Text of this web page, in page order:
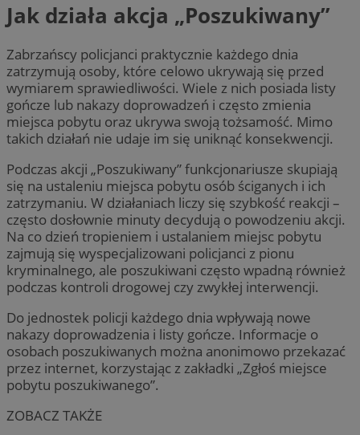
Jak działa akcja „Poszukiwany”
Zabrzańscy policjanci praktycznie każdego dnia
zatrzymują osoby, które celowo ukrywają się przed
wymiarem sprawiedliwości. Wiele z nich posiada listy
gończe lub nakazy doprowadzeń i często zmienia
miejsca pobytu oraz ukrywa swoją tożsamość. Mimo
takich działań nie udaje im się uniknąć konsekwencji.
Podczas akcji „Poszukiwany” funkcjonariusze skupiają
się na ustaleniu miejsca pobytu osób ściganych i ich
zatrzymaniu. W działaniach liczy się szybkość reakcji –
często dosłownie minuty decydują o powodzeniu akcji.
Na co dzień tropieniem i ustalaniem miejsc pobytu
zajmują się wyspecjalizowani policjanci z pionu
kryminalnego, ale poszukiwani często wpadną również
podczas kontroli drogowej czy zwykłej interwencji.
Do jednostek policji każdego dnia wpływają nowe
nakazy doprowadzenia i listy gończe. Informacje o
osobach poszukiwanych można anonimowo przekazać
przez internet, korzystając z zakładki „Zgłoś miejsce
pobytu poszukiwanego”.
ZOBACZ TAKŻE